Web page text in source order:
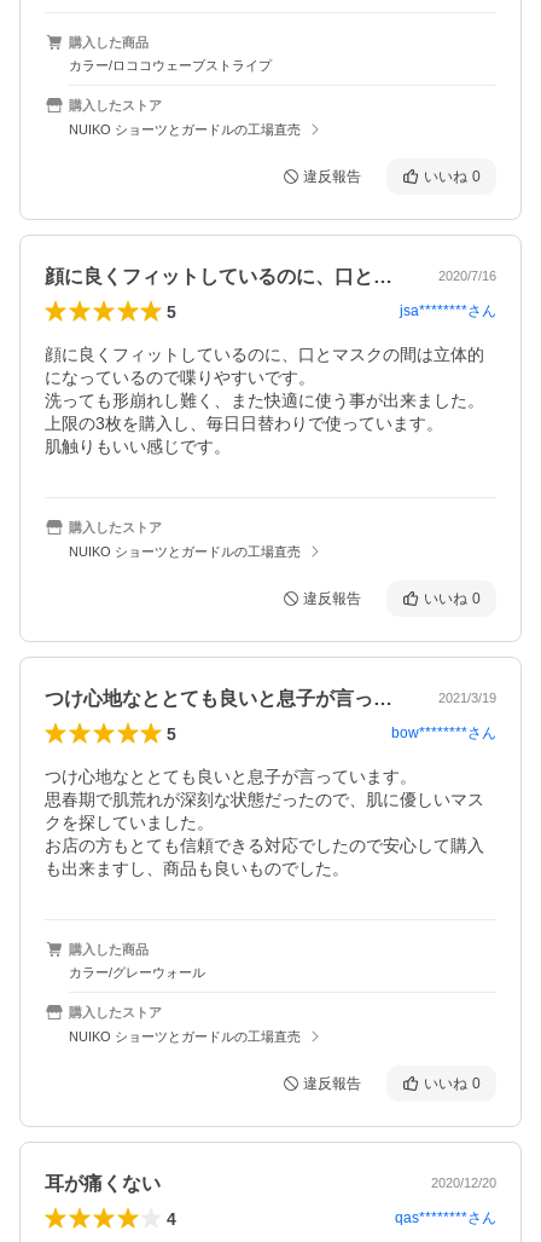
購入した商品
カラー/ロココウェーブストライプ
購入したストア
NUIKO ショーツとガードルの工場直売
違反報告 いいね 0
顔に良くフィットしているのに、口とマス… 2020/7/16
5 jsa********さん
顔に良くフィットしているのに、口とマスクの間は立体的
になっているので喋りやすいです。
洗っても形崩れし難く、また快適に使う事が出来ました。
上限の3枚を購入し、毎日日替わりで使っています。
肌触りもいい感じです。
購入したストア
NUIKO ショーツとガードルの工場直売
違反報告 いいね 0
つけ心地なととても良いと息子が言ってい… 2021/3/19
5 bow********さん
つけ心地なととても良いと息子が言っています。
思春期で肌荒れが深刻な状態だったので、肌に優しいマス
クを探していました。
お店の方もとても信頼できる対応でしたので安心して購入
も出来ますし、商品も良いものでした。
購入した商品
カラー/グレーウォール
購入したストア
NUIKO ショーツとガードルの工場直売
違反報告 いいね 0
耳が痛くない 2020/12/20
4 qas********さん